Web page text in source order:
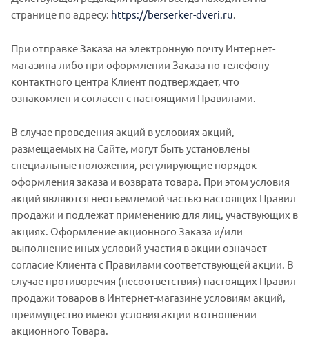
странице по адресу: https://berserker-dveri.ru.
При отправке Заказа на электронную почту Интернет-
магазина либо при оформлении Заказа по телефону
контактного центра Клиент подтверждает, что
ознакомлен и согласен с настоящими Правилами.
В случае проведения акций в условиях акций,
размещаемых на Сайте, могут быть установлены
специальные положения, регулирующие порядок
оформления заказа и возврата товара. При этом условия
акций являются неотъемлемой частью настоящих Правил
продажи и подлежат применению для лиц, участвующих в
акциях. Оформление акционного Заказа и/или
выполнение иных условий участия в акции означает
согласие Клиента с Правилами соответствующей акции. В
случае противоречия (несоответствия) настоящих Правил
продажи товаров в Интернет-магазине условиям акций,
преимущество имеют условия акции в отношении
акционного Товара.